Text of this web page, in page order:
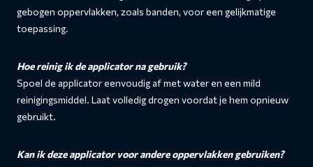
gebogen oppervlakken, zoals banden, voor een gelijkmatige
toepassing.
Hoe reinig ik de applicator na gebruik?
Spoel de applicator eenvoudig af met water en een mild
reinigingsmiddel. Laat volledig drogen voordat je hem opnieuw
gebruikt.
Kan ik deze applicator voor andere oppervlakken gebruiken?